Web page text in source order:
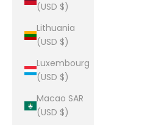
(USD $)
Lithuania
(USD $)
Luxembourg
(USD $)
Macao SAR
(USD $)